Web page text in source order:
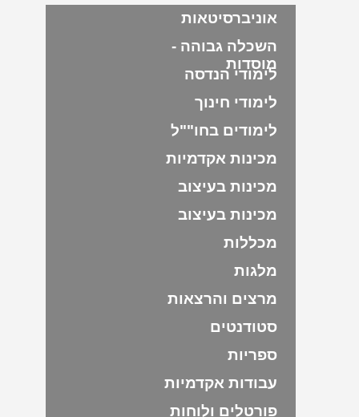
אוניברסיטאות
השכלה גבוהה -
מוסדות
לימודי הנדסה
לימודי חינוך
לימודים בחו""ל
מכינות אקדמיות
מכינות בעיצוב
מכינות בעיצוב
מכללות
מלגות
מרצים והרצאות
סטודנטים
ספריות
עבודות אקדמיות
פורטלים ולוחות